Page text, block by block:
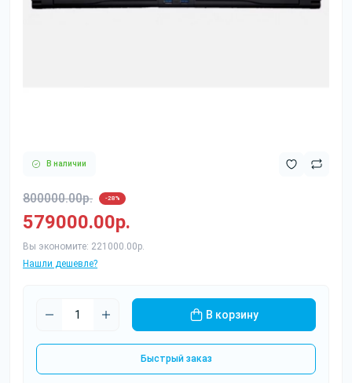
В наличии
800000.00р. -28%
579000.00р.
Вы экономите: 221000.00р.
Нашли дешевле?
В корзину
Быстрый заказ